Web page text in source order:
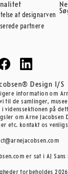
af designarven
partnere
Design I/S
information om
vi til de samlinger,
videnssektionen på
om Arne Jacobsen
etc. kontakt os
er sat i AJ Sans
forbeholdes 2026